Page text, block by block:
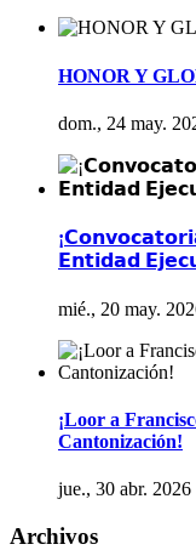
HONOR Y
dom., 24 may.
𝗘𝗻𝘁𝗶𝗱𝗮𝗱
mié., 20 may.
¡Loor a
Cantonización!
jue., 30 abr. 2026
Archivos